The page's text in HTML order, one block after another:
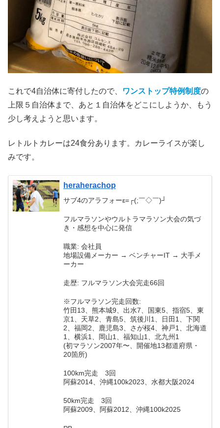
これで4自治体に寄付したので、 ワンストップ特例制度の
上限５自治体まで、あと１自治体をどこにしようか、もう
少し考えようと思います。
レトルトカレーは24食分あります。カレーライスが楽し
みです。
heraherachop
サブ4のアラフォーε=┌(;￣◇￣)┘
フルマラソンやウルトラマラソン大会の気づ
き・感想を中心に発信
職業: 会社員
地場設備メーカー → ベンチャーIT → 大手メ
ーカー
走歴: フルマラソン大会完走66回
※フルマラソン完走回数:
竹田13、熊本城9、出水7、国東5、指宿5、東
京1、天草2、青島5、筑後川1、日田1、下関
2、福岡2、鹿児島3、さが桜4、神戸1、北海道
1、横浜1、岡山1、福知山1、北九州1
(初マラソン2007年〜、開催地13都道府県・
20箇所)
100km完走 3回
阿蘇2014、沖縄100k2023、水都大阪2024
50km完走 3回
阿蘇2009、阿蘇2012、沖縄100k2025